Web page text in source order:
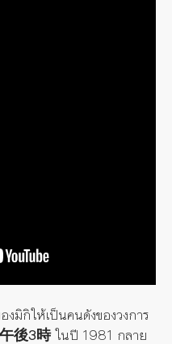
งมิกิให้เป็นคนดังของวงการ
後3時ในปี 1981 กลาย